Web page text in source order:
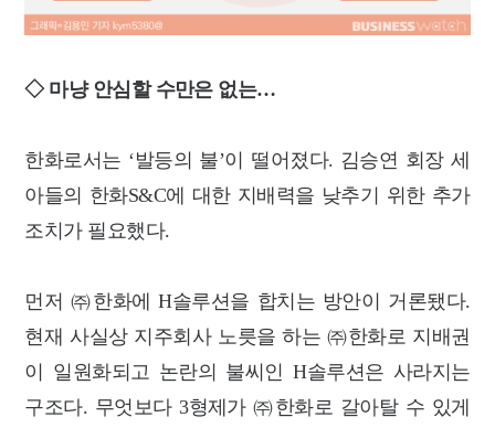
◇ 마냥 안심할 수만은 없는…
한화로서는 ‘발등의 불’이 떨어졌다. 김승연 회장 세
아들의 한화S&C에 대한 지배력을 낮추기 위한 추가
조치가 필요했다.
먼저 ㈜한화에 H솔루션을 합치는 방안이 거론됐다.
현재 사실상 지주회사 노릇을 하는 ㈜한화로 지배권
이 일원화되고 논란의 불씨인 H솔루션은 사라지는
구조다. 무엇보다 3형제가 ㈜한화로 갈아탈 수 있게